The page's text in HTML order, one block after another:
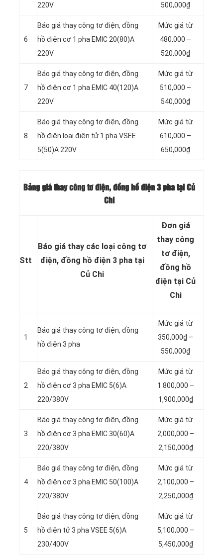
220V
500,000₫
6
Báo giá thay công tơ điện, đồng
hồ điện cơ 1 pha EMIC 20(80)A
220V
Mức giá từ
480,000 –
520,000₫
7
Báo giá thay công tơ điện, đồng
hồ điện cơ 1 pha EMIC 40(120)A
220V
Mức giá từ
510,000 –
540,000₫
8
Báo giá thay công tơ điện, đồng
hồ điện loại điện tử 1 pha VSEE
5(50)A 220V
Mức giá từ
610,000 –
650,000₫
Bảng giá thay công tơ điện, đồng hồ điện 3 pha tại Củ
Chi
Stt
Báo giá thay các loại công tơ
điện, đồng hồ điện 3 pha tại
Củ Chi
Đơn giá
thay công
tơ điện,
đồng hồ
điện tại Củ
Chi
1
Báo giá thay công tơ điện, đồng
hồ điện 3 pha
Mức giá từ
350,000₫ –
550,000₫
2
Báo giá thay công tơ điện, đồng
hồ điện cơ 3 pha EMIC 5(6)A
220/380V
Mức giá từ
1.800,000 –
1,900,000₫
3
Báo giá thay công tơ điện, đồng
hồ điện cơ 3 pha EMIC 30(60)A
220/380V
Mức giá từ
2,000,000 –
2,150,000₫
4
Báo giá thay công tơ điện, đồng
hồ điện cơ 3 pha EMIC 50(100)A
220/380V
Mức giá từ
2,100,000 –
2,250,000₫
5
Báo giá thay công tơ điện, đồng
hồ điện tử 3 pha VSEE 5(6)A
230/400V
Mức giá từ
5,100,000 –
5,450,000₫